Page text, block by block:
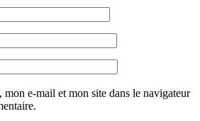
e-mail et mon site dans le navigateur